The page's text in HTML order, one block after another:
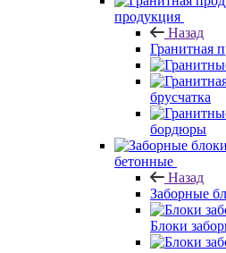
продукция
Назад
Гранитная
брусчатка
бордюры
бетонные
Назад
Заборные
Блоки